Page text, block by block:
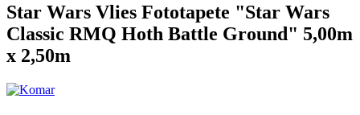
Star Wars Vlies Fototapete "Star Wars
Classic RMQ Hoth Battle Ground" 5,00m
x 2,50m